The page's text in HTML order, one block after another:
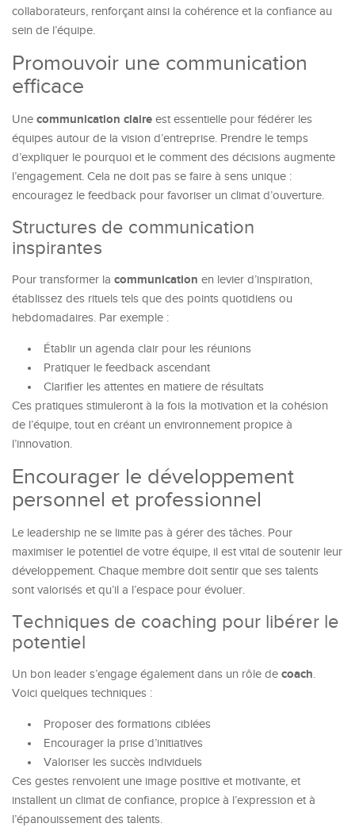
collaborateurs, renforçant ainsi la cohérence et la confiance au
sein de l’équipe.
Promouvoir une communication
efficace
Une communication claire est essentielle pour fédérer les
équipes autour de la vision d’entreprise. Prendre le temps
d’expliquer le pourquoi et le comment des décisions augmente
l’engagement. Cela ne doit pas se faire à sens unique :
encouragez le feedback pour favoriser un climat d’ouverture.
Structures de communication
inspirantes
Pour transformer la communication en levier d’inspiration,
établissez des rituels tels que des points quotidiens ou
hebdomadaires. Par exemple :
Établir un agenda clair pour les réunions
Pratiquer le feedback ascendant
Clarifier les attentes en matiere de résultats
Ces pratiques stimuleront à la fois la motivation et la cohésion
de l’équipe, tout en créant un environnement propice à
l’innovation.
Encourager le développement
personnel et professionnel
Le leadership ne se limite pas à gérer des tâches. Pour
maximiser le potentiel de votre équipe, il est vital de soutenir leur
développement. Chaque membre doit sentir que ses talents
sont valorisés et qu’il a l’espace pour évoluer.
Techniques de coaching pour libérer le
potentiel
Un bon leader s’engage également dans un rôle de coach.
Voici quelques techniques :
Proposer des formations ciblées
Encourager la prise d’initiatives
Valoriser les succès individuels
Ces gestes renvoient une image positive et motivante, et
installent un climat de confiance, propice à l’expression et à
l’épanouissement des talents.